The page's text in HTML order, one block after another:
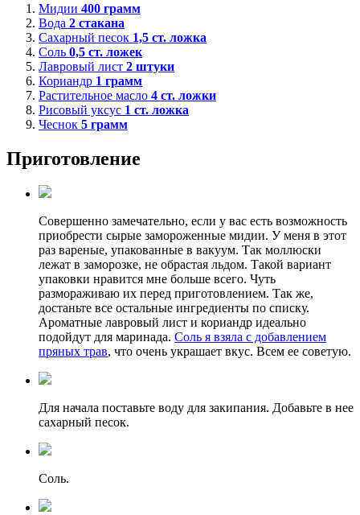
Мидии 400 грамм
Вода 2 стакана
Сахарный песок 1,5 ст. ложка
Соль 0,5 ст. ложек
Лавровый лист 2 штуки
Кориандр 1 грамм
Растительное масло 4 ст. ложки
Рисовый уксус 1 ст. ложка
Чеснок 5 грамм
Приготовление
Совершенно замечательно, если у вас есть возможность
приобрести сырые замороженные мидии. У меня в этот
раз вареные, упакованные в вакуум. Так моллюски
лежат в заморозке, не обрастая льдом. Такой вариант
упаковки нравится мне больше всего. Чуть
размораживаю их перед приготовлением. Так же,
достаньте все остальные ингредиенты по списку.
Ароматные лавровый лист и кориандр идеально
подойдут для маринада. Соль я взяла с добавлением
пряных трав, что очень украшает вкус. Всем ее советую.
Для начала поставьте воду для закипания. Добавьте в нее
сахарный песок.
Соль.